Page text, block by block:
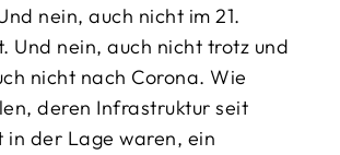
nein, auch nicht im 21.
Und nein, auch nicht trotz und
nicht nach Corona. Wie
deren Infrastruktur seit
in der Lage waren, ein